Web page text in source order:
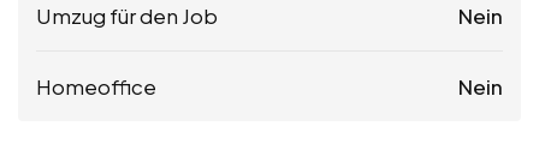
Umzug für den Job Nein
Homeoffice Nein